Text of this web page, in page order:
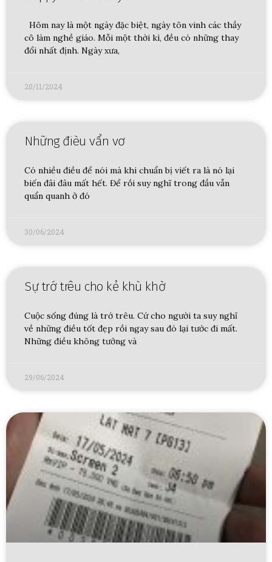
Hôm nay là một ngày đặc biệt, ngày tôn vinh các thầy
cô làm nghề giáo. Mỗi một thời kì, đều có những thay
đổi nhất định. Ngày xưa,
20/11/2024
Những đièu vẩn vơ
Có nhiều điều để nói mà khi chuẩn bị viết ra là nó lại
biến đâi đâu mất hết. Để rồi suy nghĩ trong đầu vẫn
quẩn quanh ở đó
30/06/2024
Sự trớ trêu cho kẻ khù khờ
Cuộc sống đúng là trớ trêu. Cứ cho người ta suy nghĩ
về những điều tốt đẹp rồi ngay sau đó lại tước đi mất.
Những điều không tưởng và
29/06/2024